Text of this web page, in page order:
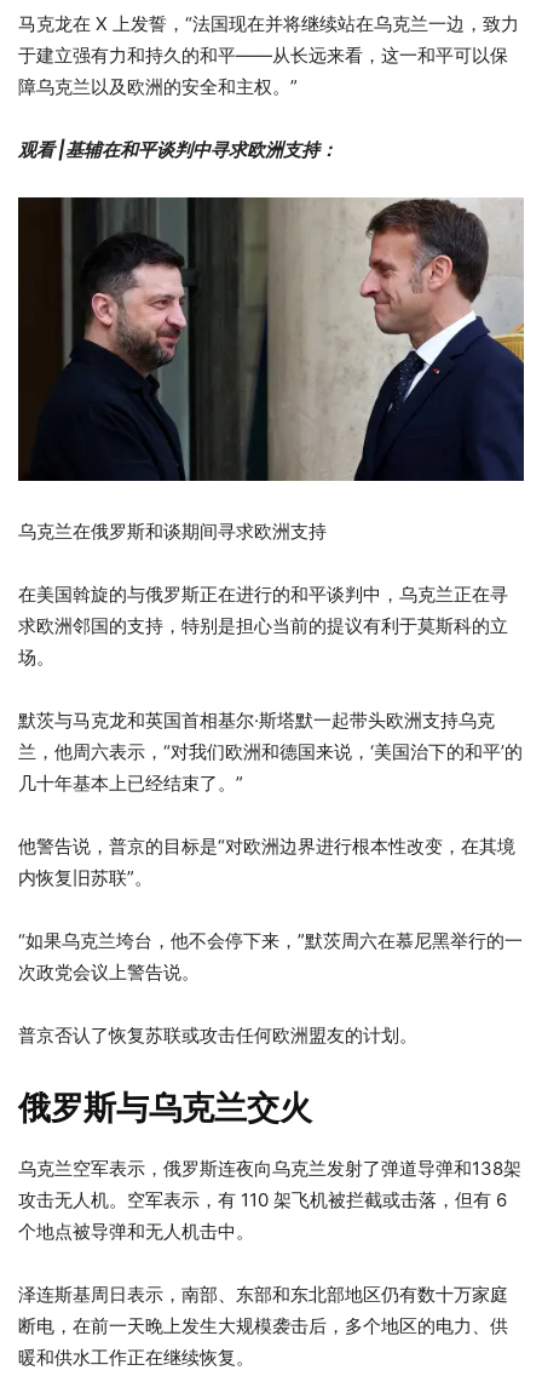
马克龙在 X 上发誓，“法国现在并将继续站在乌克兰一边，致力
于建立强有力和持久的和平——从长远来看，这一和平可以保
障乌克兰以及欧洲的安全和主权。”
观看 |基辅在和平谈判中寻求欧洲支持：
乌克兰在俄罗斯和谈期间寻求欧洲支持
在美国斡旋的与俄罗斯正在进行的和平谈判中，乌克兰正在寻
求欧洲邻国的支持，特别是担心当前的提议有利于莫斯科的立
场。
默茨与马克龙和英国首相基尔·斯塔默一起带头欧洲支持乌克
兰，他周六表示，“对我们欧洲和德国来说，‘美国治下的和平’的
几十年基本上已经结束了。”
他警告说，普京的目标是“对欧洲边界进行根本性改变，在其境
内恢复旧苏联”。
“如果乌克兰垮台，他不会停下来，”默茨周六在慕尼黑举行的一
次政党会议上警告说。
普京否认了恢复苏联或攻击任何欧洲盟友的计划。
俄罗斯与乌克兰交火
乌克兰空军表示，俄罗斯连夜向乌克兰发射了弹道导弹和138架
攻击无人机。空军表示，有 110 架飞机被拦截或击落，但有 6
个地点被导弹和无人机击中。
泽连斯基周日表示，南部、东部和东北部地区仍有数十万家庭
断电，在前一天晚上发生大规模袭击后，多个地区的电力、供
暖和供水工作正在继续恢复。